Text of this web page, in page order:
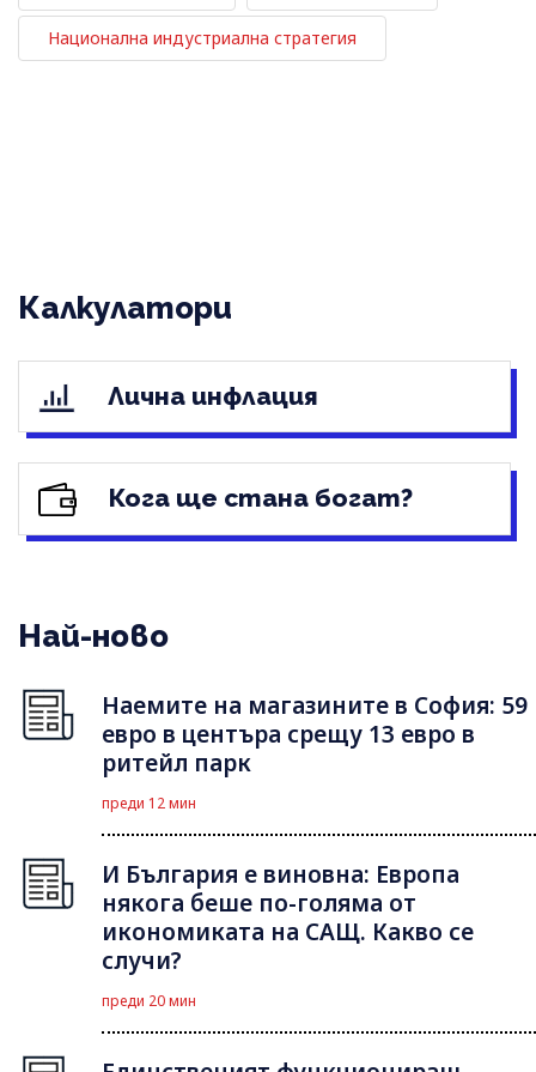
Национална индустриална стратегия
Калкулатори
Лична инфлация
Кога ще стана богат?
Най-ново
Наемите на магазините в София: 59
евро в центъра срещу 13 евро в
ритейл парк
преди 12 мин
И България е виновна: Европа
някога беше по-голяма от
икономиката на САЩ. Какво се
случи?
преди 20 мин